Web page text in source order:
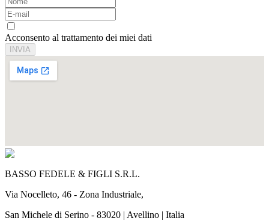
Acconsento al trattamento dei miei dati
INVIA
BASSO FEDELE & FIGLI S.R.L.
Via Nocelleto, 46 - Zona Industriale,
San Michele di Serino - 83020 | Avellino | Italia